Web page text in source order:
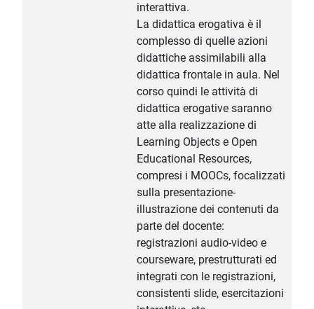
interattiva.
La didattica erogativa è il
complesso di quelle azioni
didattiche assimilabili alla
didattica frontale in aula. Nel
corso quindi le attività di
didattica erogative saranno
atte alla realizzazione di
Learning Objects e Open
Educational Resources,
compresi i MOOCs, focalizzati
sulla presentazione-
illustrazione dei contenuti da
parte del docente:
registrazioni audio-video e
courseware, prestrutturati ed
integrati con le registrazioni,
consistenti slide, esercitazioni